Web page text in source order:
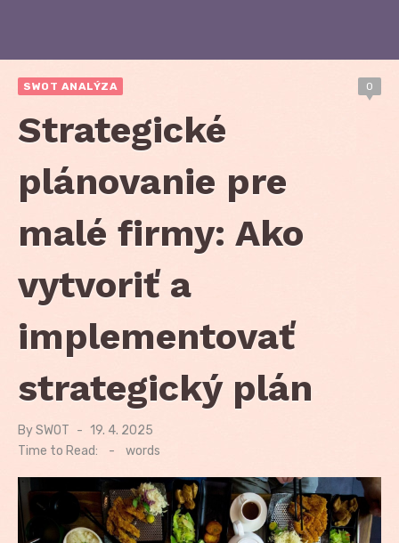
SWOT ANALÝZA 0
Strategické
plánovanie pre
malé firmy: Ako
vytvoriť a
implementovať
strategický plán
BySWOT
Posted
on
19. 4. 2025
Time to Read:
- words